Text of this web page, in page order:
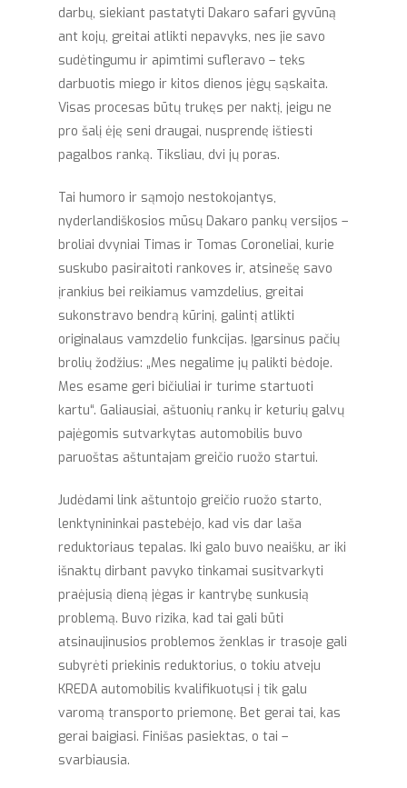
darbų, siekiant pastatyti Dakaro safari gyvūną
ant kojų, greitai atlikti nepavyks, nes jie savo
sudėtingumu ir apimtimi sufleravo – teks
darbuotis miego ir kitos dienos jėgų sąskaita.
Visas procesas būtų trukęs per naktį, jeigu ne
pro šalį ėję seni draugai, nusprendę ištiesti
pagalbos ranką. Tiksliau, dvi jų poras.
Tai humoro ir sąmojo nestokojantys,
nyderlandiškosios mūsų Dakaro pankų versijos –
broliai dvyniai Timas ir Tomas Coroneliai, kurie
suskubo pasiraitoti rankoves ir, atsinešę savo
įrankius bei reikiamus vamzdelius, greitai
sukonstravo bendrą kūrinį, galintį atlikti
originalaus vamzdelio funkcijas. Įgarsinus pačių
brolių žodžius: „Mes negalime jų palikti bėdoje.
Mes esame geri bičiuliai ir turime startuoti
kartu“. Galiausiai, aštuonių rankų ir keturių galvų
pajėgomis sutvarkytas automobilis buvo
paruoštas aštuntajam greičio ruožo startui.
Judėdami link aštuntojo greičio ruožo starto,
lenktynininkai pastebėjo, kad vis dar laša
reduktoriaus tepalas. Iki galo buvo neaišku, ar iki
išnaktų dirbant pavyko tinkamai susitvarkyti
praėjusią dieną jėgas ir kantrybę sunkusią
problemą. Buvo rizika, kad tai gali būti
atsinaujinusios problemos ženklas ir trasoje gali
subyrėti priekinis reduktorius, o tokiu atveju
KREDA automobilis kvalifikuotųsi į tik galu
varomą transporto priemonę. Bet gerai tai, kas
gerai baigiasi. Finišas pasiektas, o tai –
svarbiausia.